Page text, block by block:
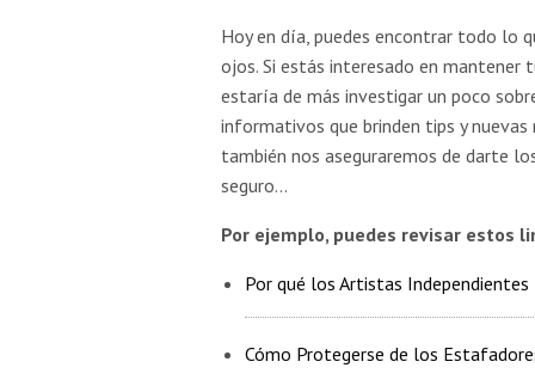
Hoy en día, puedes encontrar todo lo
ojos. Si estás interesado en mantener
estaría de más investigar un poco
informativos que brinden tips y
también nos aseguraremos de darte
seguro…
Por ejemplo, puedes revisar estos
Por qué los Artistas
Cómo Protegerse de los